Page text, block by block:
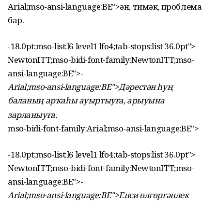
Arial;mso-ansi-language:BE">ән, тимәк, проблема
бар.
-18.0pt;mso-list:l6 level1 lfo4;tab-stops:list 36.0pt">
NewtonITT;mso-bidi-font-family:NewtonITT;mso-
ansi-language:BE">-
Arial;mso-ansi-language:BE">Дәрестән һуң
баланың арҡаһы ауыртыуға, арыуына
зарланыуға.
mso-bidi-font-family:Arial;mso-ansi-language:BE">
-18.0pt;mso-list:l6 level1 lfo4;tab-stops:list 36.0pt">
NewtonITT;mso-bidi-font-family:NewtonITT;mso-
ansi-language:BE">-
Arial;mso-ansi-language:BE">Енси өлгөргәнлек